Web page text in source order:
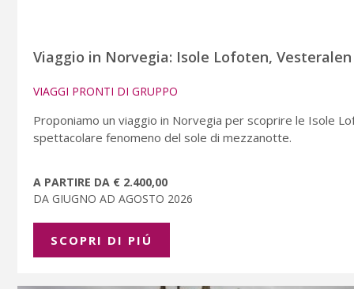
Viaggio in Norvegia: Isole Lofoten,
VIAGGI PRONTI DI GRUPPO
Proponiamo un viaggio in Norvegia per scoprire le Isole
spettacolare fenomeno del sole di mezzanotte.
A PARTIRE DA € 2.400,00
DA GIUGNO AD AGOSTO 2026
SCOPRI DI PIÚ